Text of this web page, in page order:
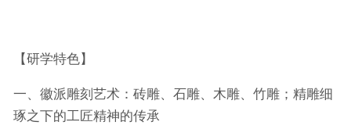
【研学特色】
一、徽派雕刻艺术：砖雕、石雕、木雕、竹雕；精雕细
琢之下的工匠精神的传承